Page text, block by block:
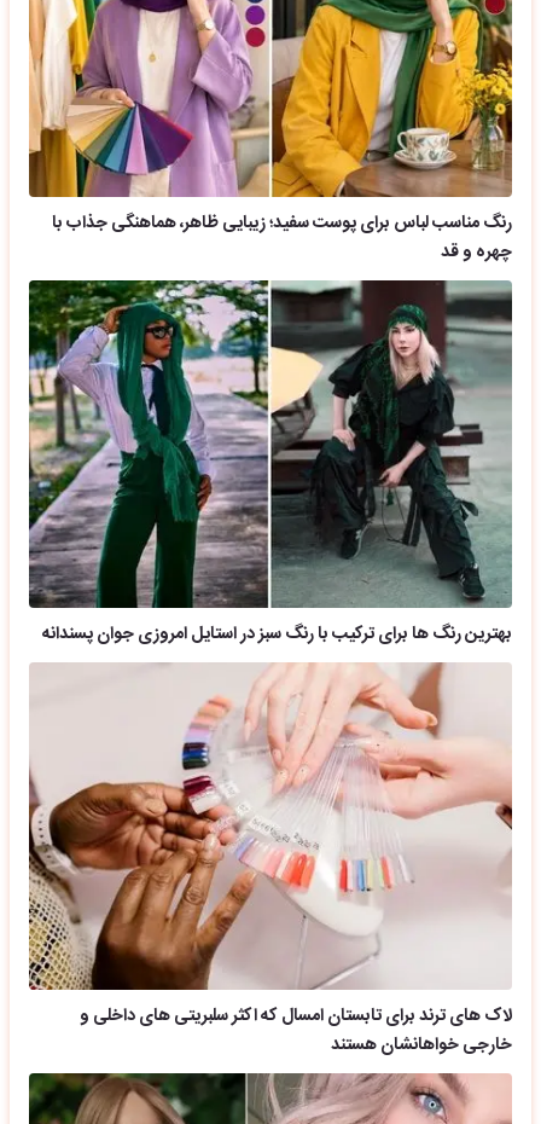
رنگ مناسب لباس برای پوست سفید؛ زیبایی ظاهر، هماهنگی جذاب با
چهره و قد
بهترین رنگ ها برای ترکیب با رنگ سبز در استایل امروزی جوان پسندانه
لاک های ترند برای تابستان امسال که اکثر سلبریتی های داخلی و
خارجی خواهانشان هستند